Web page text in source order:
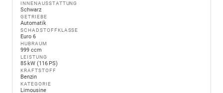
INNENAUSSTATTUNG
Schwarz
GETRIEBE
Automatik
SCHADSTOFFKLASSE
Euro 6
HUBRAUM
999 ccm
LEISTUNG
85 kW (116 PS)
KRAFTSTOFF
Benzin
KATEGORIE
Limousine